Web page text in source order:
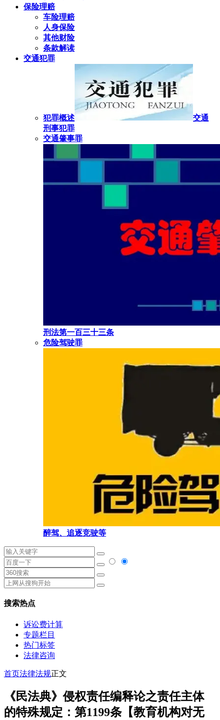
保险理赔
车险理赔
人身保险
其他财险
条款解读
交通犯罪
犯罪概述
交通
刑事犯罪
交通肇事罪
刑法第一百三十三条
危险驾驶罪
醉驾、追逐竞驶等
搜索热点
诉讼费计算
专题栏目
热门标签
法律咨询
首页法律法规正文
《民法典》侵权责任编释论之责任主体
的特殊规定：第1199条【教育机构对无